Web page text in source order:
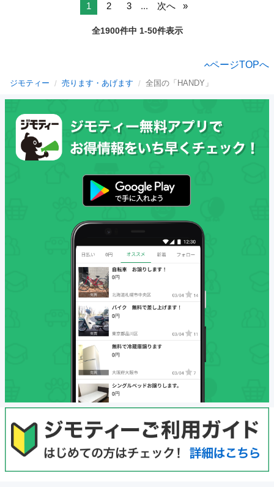
1 2 3 ... 次へ
全1900件中 1-50件表示
ページTOPへ
ジモティー 売ります・あげます 全国の「HANDY」